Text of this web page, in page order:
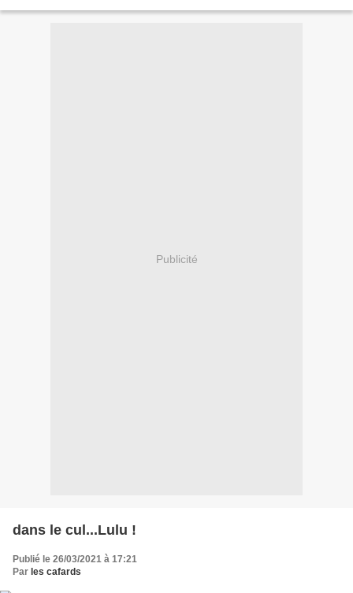
Publicité
dans le cul...Lulu !
Publié le 26/03/2021 à 17:21
Par les cafards